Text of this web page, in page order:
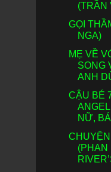
(TRẦN
GỌI
NGA)
MẸ VỀ
SONG
ANH
CẬU BÉ
NỮ,
(PHAN